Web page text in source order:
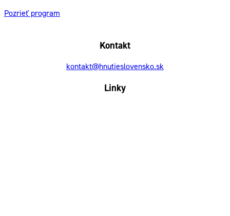
Pozrieť program
Kontakt
kontakt@hnutieslovensko.sk
Linky